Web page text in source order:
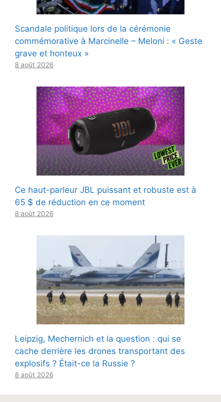
Scandale politique lors de la cérémonie
commémorative à Marcinelle – Meloni : « Geste
grave et honteux »
8 août 2026
Ce haut-parleur JBL puissant et robuste est à
65 $ de réduction en ce moment
8 août 2026
Leipzig, Mechernich et la question : qui se
cache derrière les drones transportant des
explosifs ? Était-ce la Russie ?
8 août 2026